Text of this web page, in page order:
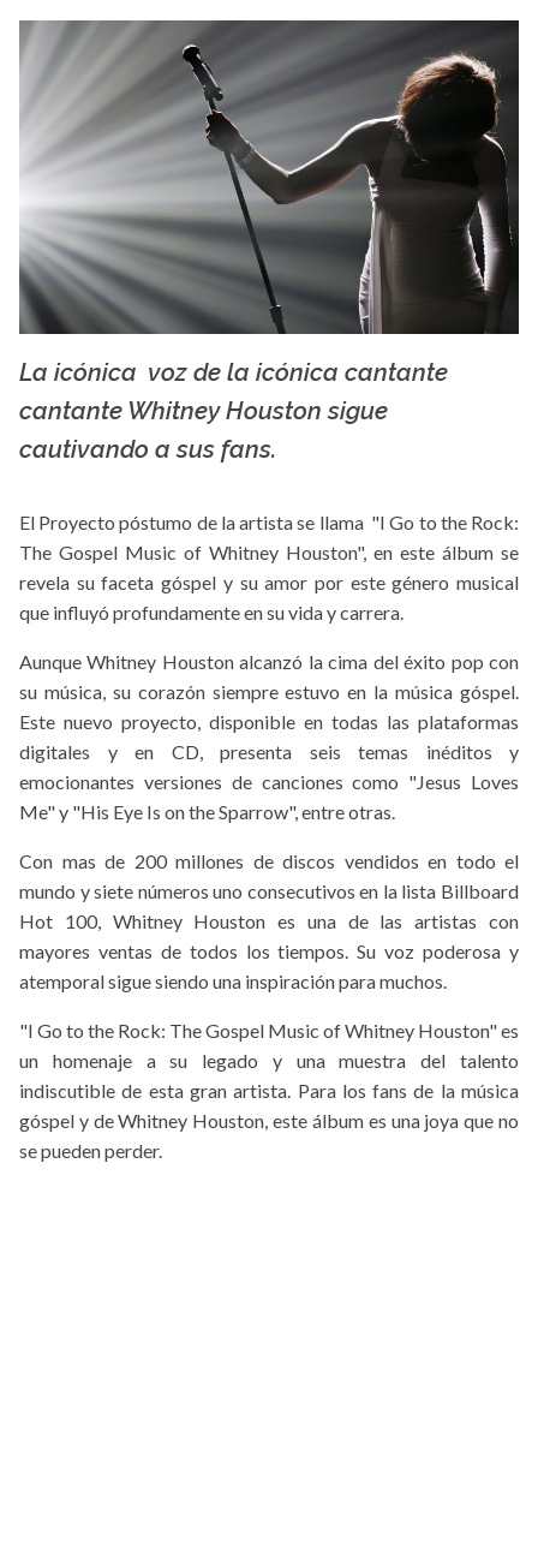
La icónica voz de la icónica cantante
cantante Whitney Houston sigue
cautivando a sus fans.
El Proyecto póstumo de la artista se llama "I Go to the Rock:
The Gospel Music of Whitney Houston", en este álbum se
revela su faceta góspel y su amor por este género musical
que influyó profundamente en su vida y carrera.
Aunque Whitney Houston alcanzó la cima del éxito pop con
su música, su corazón siempre estuvo en la música góspel.
Este nuevo proyecto, disponible en todas las plataformas
digitales y en CD, presenta seis temas inéditos y
emocionantes versiones de canciones como "Jesus Loves
Me" y "His Eye Is on the Sparrow", entre otras.
Con mas de 200 millones de discos vendidos en todo el
mundo y siete números uno consecutivos en la lista Billboard
Hot 100, Whitney Houston es una de las artistas con
mayores ventas de todos los tiempos. Su voz poderosa y
atemporal sigue siendo una inspiración para muchos.
"I Go to the Rock: The Gospel Music of Whitney Houston" es
un homenaje a su legado y una muestra del talento
indiscutible de esta gran artista. Para los fans de la música
góspel y de Whitney Houston, este álbum es una joya que no
se pueden perder.